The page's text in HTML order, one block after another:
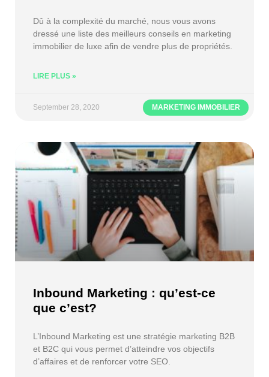
MARKETING IMMOBILIER
Dû à la complexité du marché, nous vous avons
dressé une liste des meilleurs conseils en marketing
immobilier de luxe afin de vendre plus de propriétés.
LIRE PLUS »
September 28, 2020
Inbound Marketing : qu’est-ce
que c’est?
L’Inbound Marketing est une stratégie marketing B2B
et B2C qui vous permet d’atteindre vos objectifs
d’affaires et de renforcer votre SEO.